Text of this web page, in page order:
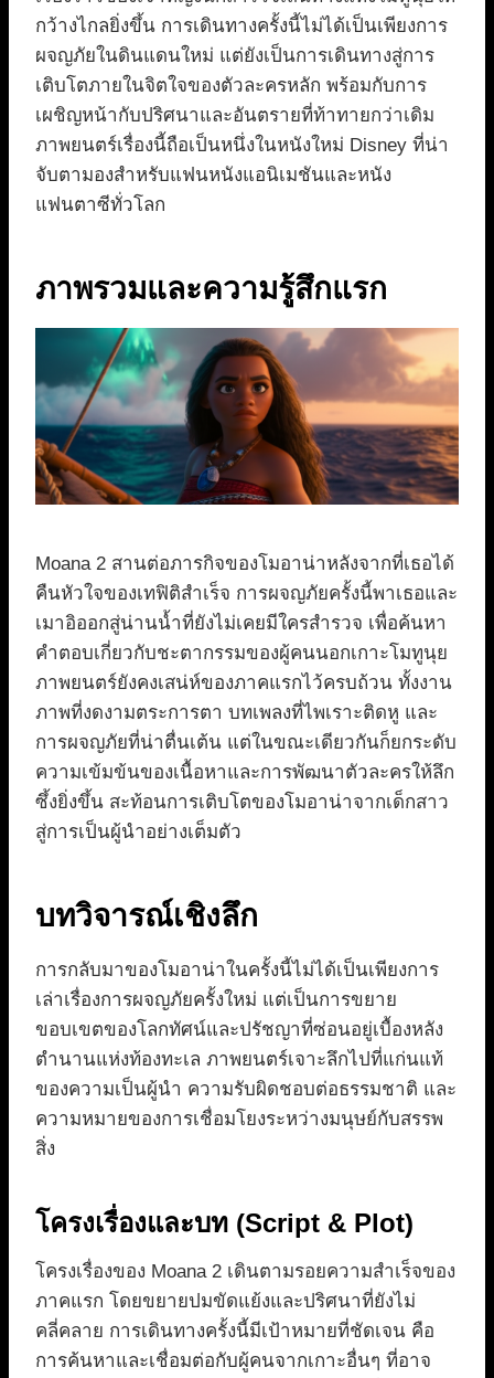
กว้างไกลยิ่งขึ้น การเดินทางครั้งนี้ไม่ได้เป็นเพียงการ
ผจญภัยในดินแดนใหม่ แต่ยังเป็นการเดินทางสู่การ
เติบโตภายในจิตใจของตัวละครหลัก พร้อมกับการ
เผชิญหน้ากับปริศนาและอันตรายที่ท้าทายกว่าเดิม
ภาพยนตร์เรื่องนี้ถือเป็นหนึ่งในหนังใหม่ Disney ที่น่า
จับตามองสำหรับแฟนหนังแอนิเมชันและหนัง
แฟนตาซีทั่วโลก
ภาพรวมและความรู้สึกแรก
Moana 2 สานต่อภารกิจของโมอาน่าหลังจากที่เธอได้
คืนหัวใจของเทฟิติสำเร็จ การผจญภัยครั้งนี้พาเธอและ
เมาอิออกสู่น่านน้ำที่ยังไม่เคยมีใครสำรวจ เพื่อค้นหา
คำตอบเกี่ยวกับชะตากรรมของผู้คนนอกเกาะโมทูนุย
ภาพยนตร์ยังคงเสน่ห์ของภาคแรกไว้ครบถ้วน ทั้งงาน
ภาพที่งดงามตระการตา บทเพลงที่ไพเราะติดหู และ
การผจญภัยที่น่าตื่นเต้น แต่ในขณะเดียวกันก็ยกระดับ
ความเข้มข้นของเนื้อหาและการพัฒนาตัวละครให้ลึก
ซึ้งยิ่งขึ้น สะท้อนการเติบโตของโมอาน่าจากเด็กสาว
สู่การเป็นผู้นำอย่างเต็มตัว
บทวิจารณ์เชิงลึก
การกลับมาของโมอาน่าในครั้งนี้ไม่ได้เป็นเพียงการ
เล่าเรื่องการผจญภัยครั้งใหม่ แต่เป็นการขยาย
ขอบเขตของโลกทัศน์และปรัชญาที่ซ่อนอยู่เบื้องหลัง
ตำนานแห่งท้องทะเล ภาพยนตร์เจาะลึกไปที่แก่นแท้
ของความเป็นผู้นำ ความรับผิดชอบต่อธรรมชาติ และ
ความหมายของการเชื่อมโยงระหว่างมนุษย์กับสรรพ
สิ่ง
โครงเรื่องและบท (Script & Plot)
โครงเรื่องของ Moana 2 เดินตามรอยความสำเร็จของ
ภาคแรก โดยขยายปมขัดแย้งและปริศนาที่ยังไม่
คลี่คลาย การเดินทางครั้งนี้มีเป้าหมายที่ชัดเจน คือ
การค้นหาและเชื่อมต่อกับผู้คนจากเกาะอื่นๆ ที่อาจ